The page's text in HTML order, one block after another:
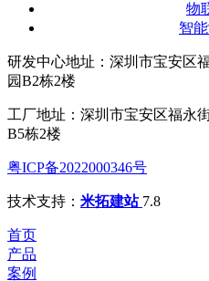
物
智
研发中心地址：深圳市宝安区
园B2栋2楼
工厂地址：深圳市宝安区福永
B5栋2楼
粤ICP备2022000346号
技术支持： 米拓建站 7.8
首页
产品
案例